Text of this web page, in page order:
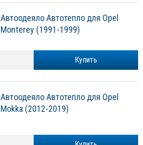
Автоодеяло Автотепло для Opel
Monterey (1991-1999)
Купить
Автоодеяло Автотепло для Opel
Mokka (2012-2019)